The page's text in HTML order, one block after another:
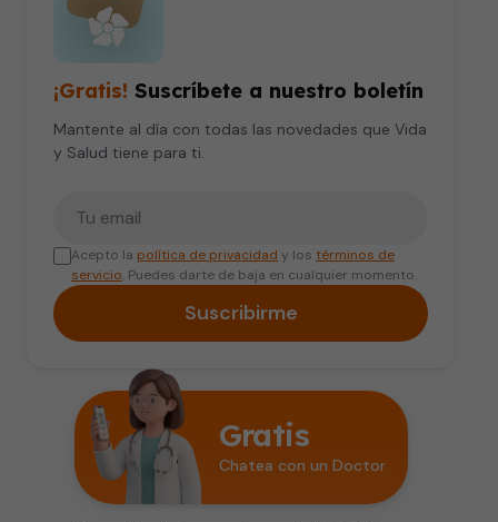
¡Gratis! Suscríbete a nuestro boletín
Mantente al día con todas las novedades que Vida
y Salud tiene para ti.
Acepto la política de privacidad y los términos de
servicio. Puedes darte de baja en cualquier momento.
Suscribirme
Gratis
Chatea con un Doctor